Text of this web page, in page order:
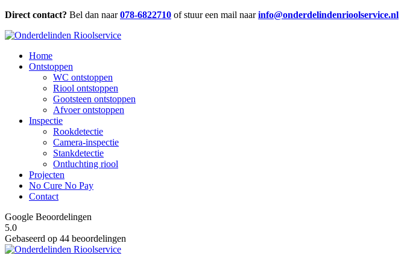
Direct contact? Bel dan naar078-6822710 of stuur een mail naarinfo@onderdelindenrioolservice.nl
Home
Ontstoppen
WC ontstoppen
Riool ontstoppen
Gootsteen ontstoppen
Afvoer ontstoppen
Inspectie
Rookdetectie
Camera-inspectie
Stankdetectie
Ontluchting riool
Projecten
No Cure No Pay
Contact
Google Beoordelingen
5.0
Gebaseerd op 44 beoordelingen